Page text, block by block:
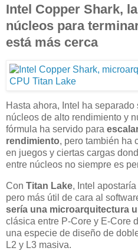
Intel Copper Shark,
núcleos para
está más cerca
Hasta ahora, Intel ha
núcleos de alto rendimiento y
fórmula ha servido para
rendimiento, pero también ha
en juegos y ciertas cargas
entre núcleos no siempre es
Con Titan Lake, Intel
pero más útil de cara al
sería una microarquitectura
clásica entre P-Core y E-Core
una especie de diseño de
L2 y L3 masiva.